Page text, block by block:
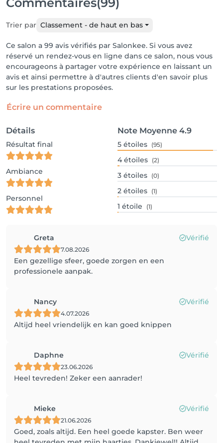
Trier par Classement - de haut en bas
Ce salon a 99 avis vérifiés par Salonkee. Si vous avez
réservé un rendez-vous en ligne dans ce salon, nous vous
encourageons à partager votre expérience en laissant un
avis et ainsi permettre à d'autres clients d'en savoir plus
sur les prestations proposées.
Écrire un commentaire
Détails
Résultat final
Ambiance
Personnel
Note Moyenne 4.9
5 étoiles (95)
4 étoiles (2)
3 étoiles (0)
2 étoiles (1)
1 étoile (1)
Greta Vérifié
7.08.2026
Een gezellige sfeer, goede zorgen en een
professionele aanpak.
Nancy Vérifié
4.07.2026
Altijd heel vriendelijk en kan goed knippen
Daphne Vérifié
23.06.2026
Heel tevreden! Zeker een aanrader!
Mieke Vérifié
21.06.2026
Goed, zoals altijd. Een heel goede kapster. Ben weer